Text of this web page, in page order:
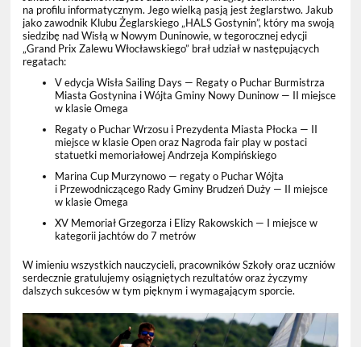
na profilu informatycznym. Jego wielką pasją jest żeglarstwo. Jakub
jako zawodnik Klubu Żeglarskiego „HALS Gostynin”, który ma swoją
siedzibę nad Wisłą w Nowym Duninowie, w tegorocznej edycji
„Grand Prix Zalewu Włocławskiego” brał udział w następujących
regatach:
V edycja Wisła Sailing Days — Regaty o Puchar Burmistrza
Miasta Gostynina i Wójta Gminy Nowy Duninow — II miejsce
w klasie Omega
Regaty o Puchar Wrzosu i Prezydenta Miasta Płocka — II
miejsce w klasie Open oraz Nagroda fair play w postaci
statuetki memoriałowej Andrzeja Kompińskiego
Marina Cup Murzynowo — regaty o Puchar Wójta
i Przewodniczącego Rady Gminy Brudzeń Duży — II miejsce
w klasie Omega
XV Memoriał Grzegorza i Elizy Rakowskich — I miejsce w
kategorii jachtów do 7 metrów
W imieniu wszystkich nauczycieli, pracowników Szkoły oraz uczniów
serdecznie gratulujemy osiągniętych rezultatów oraz życzymy
dalszych sukcesów w tym pięknym i wymagającym sporcie.